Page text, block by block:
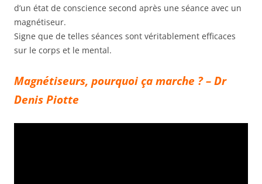
d’un état de conscience second après une séance avec un
magnétiseur.
Signe que de telles séances sont véritablement efficaces
sur le corps et le mental.
Magnétiseurs, pourquoi ça marche ? – Dr
Denis Piotte